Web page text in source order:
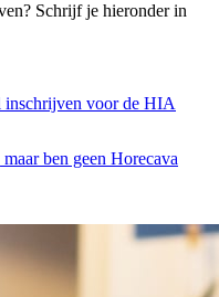
Schrijf je hieronder in
inschrijven voor de HIA
ben geen Horecava